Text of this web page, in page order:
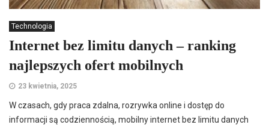
Technologia
Internet bez limitu danych – ranking
najlepszych ofert mobilnych
23 kwietnia, 2025
W czasach, gdy praca zdalna, rozrywka online i dostęp do
informacji są codziennością, mobilny internet bez limitu danych